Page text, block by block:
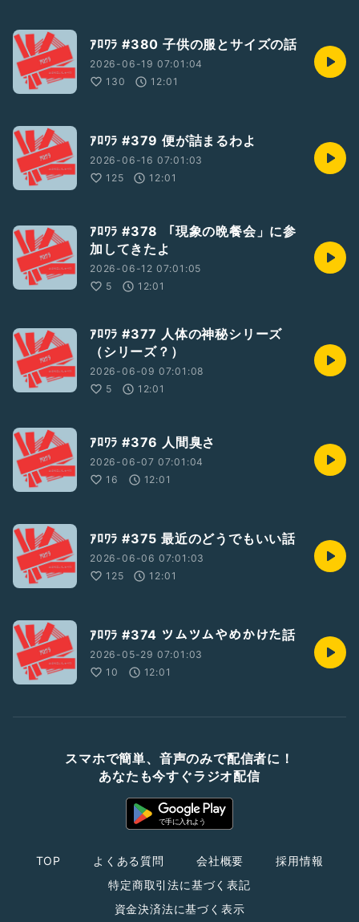
ｱﾛﾜﾗ #380 子供の服とサイズの話
2026-06-19 07:01:04
130
12:01
ｱﾛﾜﾗ #379 便が詰まるわよ
2026-06-16 07:01:03
125
12:01
ｱﾛﾜﾗ #378 「現象の晩餐会」に参
加してきたよ
2026-06-12 07:01:05
5
12:01
ｱﾛﾜﾗ #377 人体の神秘シリーズ
（シリーズ？）
2026-06-09 07:01:08
5
12:01
ｱﾛﾜﾗ #376 人間臭さ
2026-06-07 07:01:04
16
12:01
ｱﾛﾜﾗ #375 最近のどうでもいい話
2026-06-06 07:01:03
125
12:01
ｱﾛﾜﾗ #374 ツムツムやめかけた話
2026-05-29 07:01:03
10
12:01
スマホで簡単、音声のみで配信者に！
あなたも今すぐラジオ配信
TOP よくある質問 会社概要
採用情報
特定商取引法に基づく表記
資金決済法に基づく表示